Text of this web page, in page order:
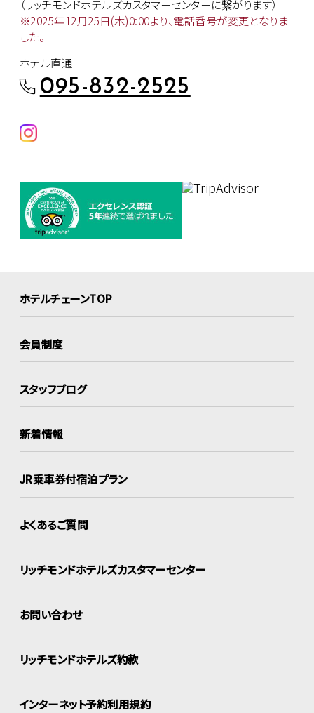
（リッチモンドホテルズカスタマーセンターに繋がります）
※2025年12月25日(木)0:00より、電話番号が変更となりま
した。
ホテル直通
095-832-2525
ホテルチェーンTOP
会員制度
スタッフブログ
新着情報
JR乗車券付宿泊プラン
よくあるご質問
リッチモンドホテルズカスタマーセンター
お問い合わせ
リッチモンドホテルズ約款
インターネット予約利用規約